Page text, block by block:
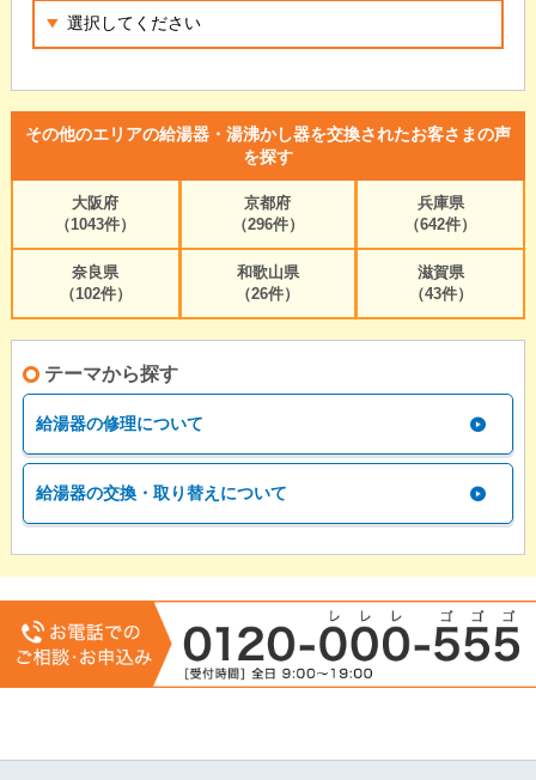
その他のエリアの給湯器・湯沸かし器を交換されたお客さまの声
を探す
大阪府
（1043件）
京都府
（296件）
兵庫県
（642件）
奈良県
（102件）
和歌山県
（26件）
滋賀県
（43件）
テーマから探す
給湯器の修理について
給湯器の交換・取り替えについて